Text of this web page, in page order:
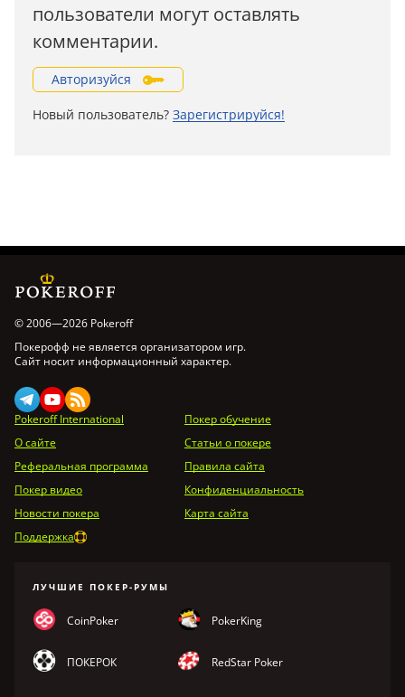
пользователи могут оставлять
комментарии.
Авторизуйся
Новый пользователь? Зарегистрируйся!
© 2006—2026 Pokeroff
Покерофф не является организатором игр.
Сайт носит информационный характер.
Pokeroff International
Покер обучение
О сайте
Статьи о покере
Реферальная программа
Правила сайта
Покер видео
Конфиденциальность
Новости покера
Карта сайта
Поддержка
ЛУЧШИЕ ПОКЕР-РУМЫ
CoinPoker PokerKing
ПОКЕРОК RedStar Poker